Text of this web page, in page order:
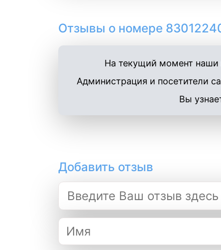
Отзывы о номере
На текущий момент наши
Администрация и посетители
Вы
Добавить отзыв